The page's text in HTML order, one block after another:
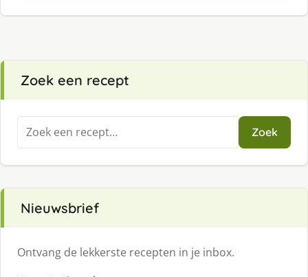
Zoek een recept
Zoeken
naar:
Zoek
Nieuwsbrief
Ontvang de lekkerste recepten in je inbox.